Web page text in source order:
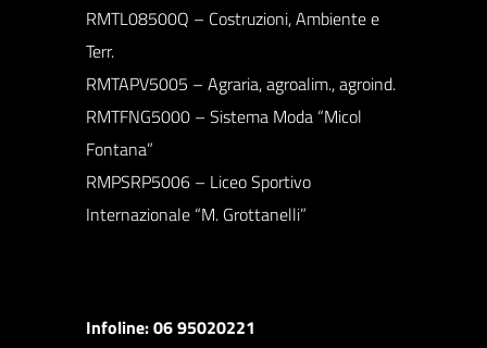
RMTL08500Q – Costruzioni, Ambiente e
Terr.
RMTAPV5005 – Agraria, agroalim., agroind.
RMTFNG5000 – Sistema Moda “Micol
Fontana”
RMPSRP5006 – Liceo Sportivo
Internazionale “M. Grottanelli”
Infoline: 06 95020221